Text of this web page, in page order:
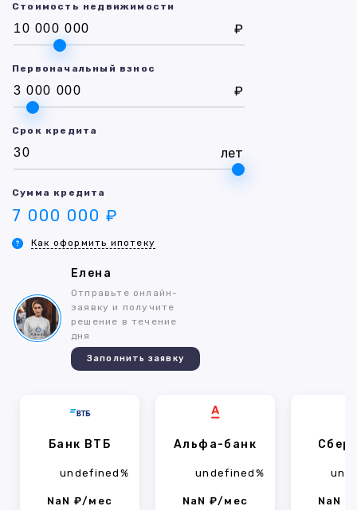
Стоимость недвижимости
₽
Первоначальный взнос
₽
Срок кредита
лет
Сумма кредита
7 000 000 ₽
Как оформить ипотеку
Елена
Отправьте онлайн-
заявку и получите
решение в течение
дня
Заполнить заявку
Банк ВТБ
undefined%
NaN ₽/мес
Альфа-банк
undefined%
NaN ₽/мес NaN